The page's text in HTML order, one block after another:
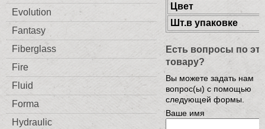
Evolution
Fantasy
Fiberglass
Fire
Fluid
Forma
Hydraulic
Цвет
Шт.в упаковке
Есть вопросы по
товару?
Вы можете задать нам
вопрос(ы) с помощью
следующей формы.
Ваше имя